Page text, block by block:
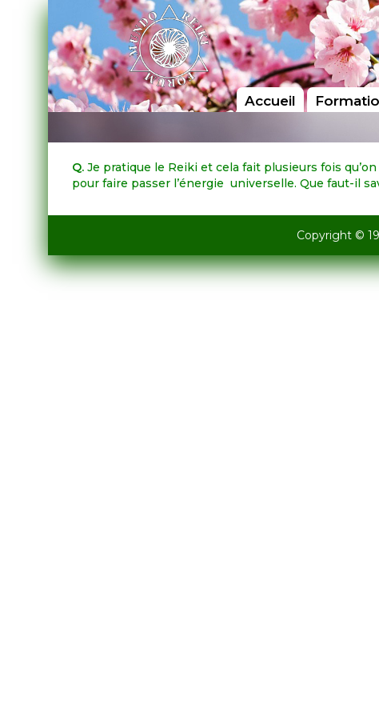
Accueil
Q. Je pratique le Reiki et cela fait plusieurs fois
pour faire passer l’énergie universelle. Que faut-il
Copyright ©